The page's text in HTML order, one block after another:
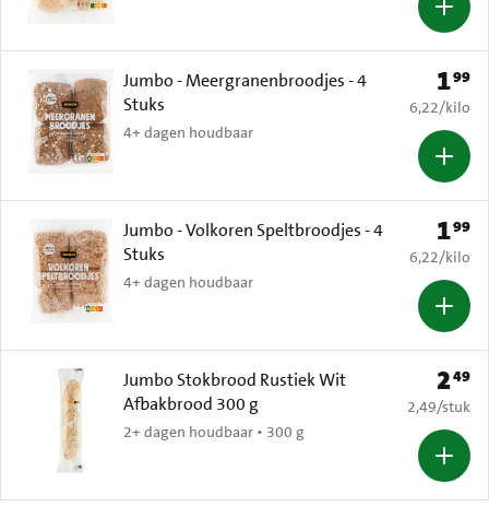
Jumbo - Meergranenbroodjes - 4
Stuks
4+ dagen houdbaar
Prijs:
199
€ 6,22 per
6,22/kilo
Jumbo - Volkoren Speltbroodjes - 4
Stuks
4+ dagen houdbaar
Prijs:
199
€ 6,22 per
6,22/kilo
Jumbo Stokbrood Rustiek Wit
Afbakbrood 300 g
2+ dagen houdbaar • 300 g
Prijs:
249
€ 2,49 per
2,49/stuk